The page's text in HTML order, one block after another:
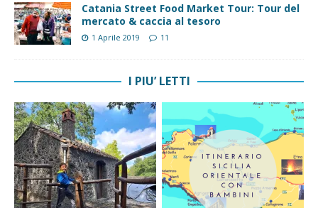
Catania Street Food Market Tour: Tour del
mercato & caccia al tesoro
1 Aprile 2019 11
I PIU’ LETTI